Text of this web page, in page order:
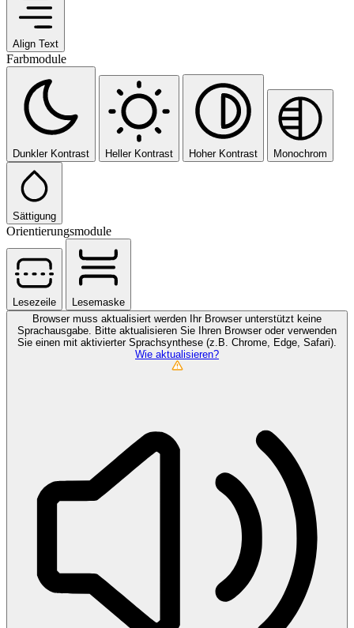
Align Text
Farbmodule
Dunkler Kontrast Heller Kontrast Hoher Kontrast Monochrom
Sättigung
Orientierungsmodule
Lesezeile
Lesemaske
Browser muss aktualisiert werden
Ihr Browser unterstützt keine
Sprachausgabe. Bitte aktualisieren Sie Ihren Browser oder verwenden
Sie einen mit aktivierter Sprachsynthese (z.B. Chrome, Edge, Safari).
Wie aktualisieren?